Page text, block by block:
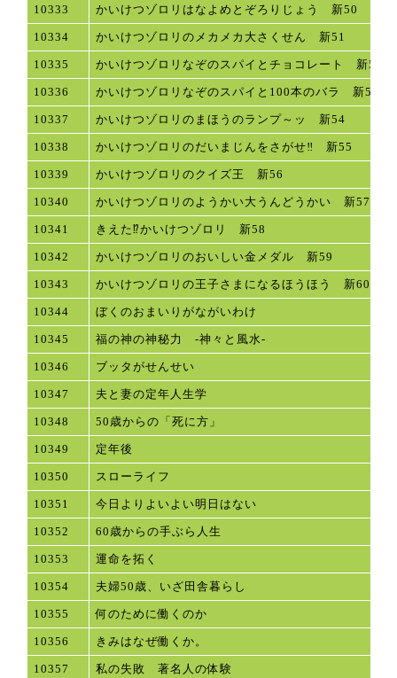
10333 かいけつゾロリはなよめとぞろりじょう 新50
10334 かいけつゾロリのメカメカ大さくせん 新51
10335 かいけつゾロリなぞのスパイとチョコレート 新52
10336 かいけつゾロリなぞのスパイと100本のバラ 新53
10337 かいけつゾロリのまほうのランプ～ッ 新54
10338 かいけつゾロリのだいまじんをさがせ‼ 新55
10339 かいけつゾロリのクイズ王 新56
10340 かいけつゾロリのようかい大うんどうかい 新57
10341 きえた⁉かいけつゾロリ 新58
10342 かいけつゾロリのおいしい金メダル 新59
10343 かいけつゾロリの王子さまになるほうほう 新60
10344 ぼくのおまいりがながいわけ
10345 福の神の神秘力 -神々と風水-
10346 ブッタがせんせい
10347 夫と妻の定年人生学
10348 50歳からの「死に方」
10349 定年後
10350 スローライフ
10351 今日よりよいよい明日はない
10352 60歳からの手ぶら人生
10353 運命を拓く
10354 夫婦50歳、いざ田舎暮らし
10355 何のために働くのか
10356 きみはなぜ働くか。
10357 私の失敗 著名人の体験